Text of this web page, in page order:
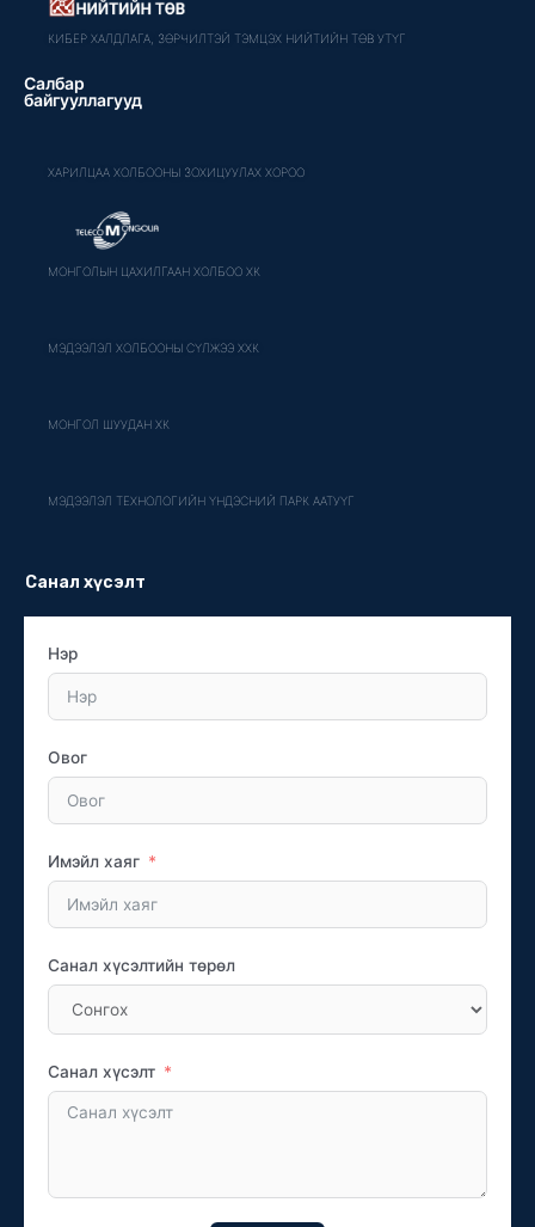
КИБЕР ХАЛДЛАГА, ЗӨРЧИЛТЭЙ ТЭМЦЭХ НИЙТИЙН ТӨВ УТҮГ
Салбар
байгууллагууд
ХАРИЛЦАА ХОЛБООНЫ ЗОХИЦУУЛАХ ХОРОО
МОНГОЛЫН ЦАХИЛГААН ХОЛБОО ХК
МЭДЭЭЛЭЛ ХОЛБООНЫ СҮЛЖЭЭ ХХК
МОНГОЛ ШУУДАН ХК
МЭДЭЭЛЭЛ ТЕХНОЛОГИЙН ҮНДЭСНИЙ ПАРК ААТУҮГ
Санал хүсэлт
Нэр
Овог
Имэйл хаяг
Санал хүсэлтийн төрөл
Санал хүсэлт